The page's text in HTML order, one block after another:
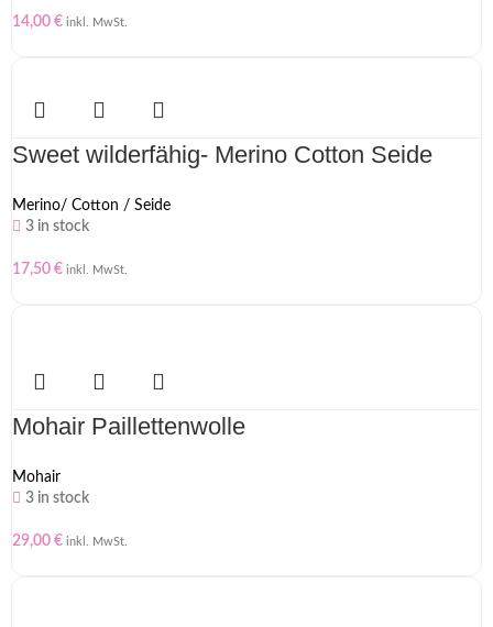
14,00 € inkl. MwSt.
Sweet wilderfähig- Merino Cotton Seide
Merino/ Cotton / Seide
3 in stock
17,50 € inkl. MwSt.
Mohair Paillettenwolle
Mohair
3 in stock
29,00 € inkl. MwSt.